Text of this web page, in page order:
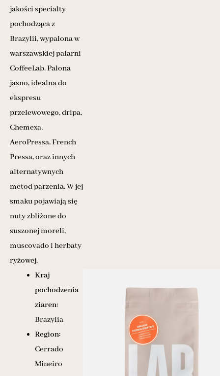
jakości specialty
pochodząca z
Brazylii, wypalona w
warszawskiej palarni
CoffeeLab. Palona
jasno, idealna do
ekspresu
przelewowego, dripa,
Chemexa,
AeroPressa, French
Pressa, oraz innych
alternatywnych
metod parzenia. W jej
smaku pojawiają się
nuty zbliżone do
suszonej moreli,
muscovado i herbaty
ryżowej.
Kraj
pochodzenia
ziaren:
Brazylia
Region:
Cerrado
Mineiro